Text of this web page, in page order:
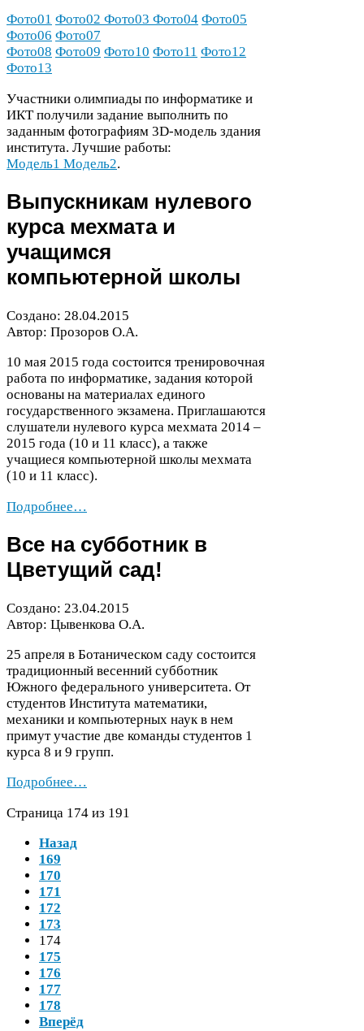
Фото01 Фото02 Фото03 Фото04 Фото05
Фото06 Фото07
Фото08 Фото09 Фото10 Фото11 Фото12
Фото13
Участники олимпиады по информатике и
ИКТполучили задание выполнить по
заданным фотографиям 3D-​модель здания
института. Лучшие работы:
Модель1 Модель2.
Выпускникам нулевого
курса мехмата и
учащимся
компьютерной школы
Создано: 28.04.2015
Автор: Прозоров О.А.
10 мая 2015 года состоится тренировочная
работа по информатике, задания которой
основаны на материалах единого
государственного экзамена. Приглашаются
слушатели нулевого курса мехмата 2014 –
2015 года (10 и 11 класс), а также
учащиеся компьютерной школы мехмата
(10 и 11 класс).
Подробнее…
Все на субботник в
Цветущий сад!
Создано: 23.04.2015
Автор: Цывенкова О.А.
25 апреля в Ботаническом саду состоится
традиционный весенний субботник
Южного федерального университета. От
студентов Института математики,
механики и компьютерных наук в нем
примут участие две команды студентов 1
курса 8 и 9 групп.
Подробнее…
Страница 174 из 191
Назад
169
170
171
172
173
174
175
176
177
178
Вперёд